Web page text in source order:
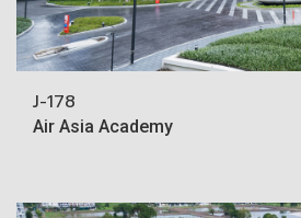
J-178
Air Asia Academy